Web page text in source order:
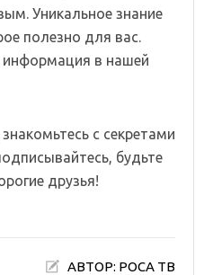
Уникальное знание
полезно для вас.
информация в нашей
с секретами
будьте
друзья!
АВТОР: РОСА ТВ